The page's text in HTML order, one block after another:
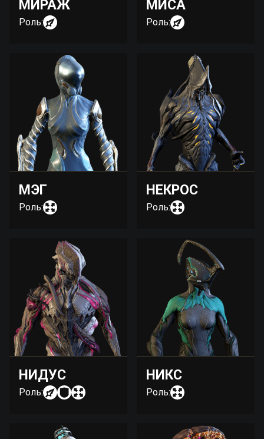
МИРАЖ
Роль:
МИСА
Роль:
МЭГ
Роль:
НЕКРОС
Роль:
НИДУС
Роль:
НИКС
Роль: